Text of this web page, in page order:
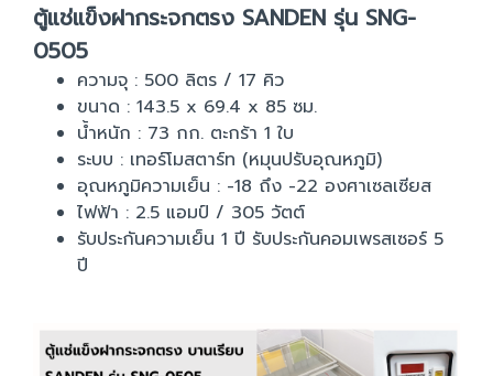
ตู้แช่แข็งฝากระจกตรง SANDEN รุ่น SNG-
0505
ความจุ : 500 ลิตร / 17 คิว
ขนาด : 143.5 x 69.4 x 85 ซม.
น้ำหนัก : 73 กก. ตะกร้า 1 ใบ
ระบบ : เทอร์โมสตาร์ท (หมุนปรับอุณหภูมิ)
อุณหภูมิความเย็น : -18 ถึง -22 องศาเซลเซียส
ไฟฟ้า : 2.5 แอมป์ / 305 วัตต์
รับประกันความเย็น 1 ปี รับประกันคอมเพรสเซอร์ 5
ปี